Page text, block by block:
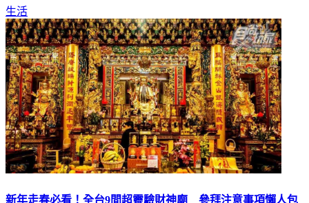
生活
新年走春必看！全台9間超靈驗財神廟 參拜注意事項懶人包